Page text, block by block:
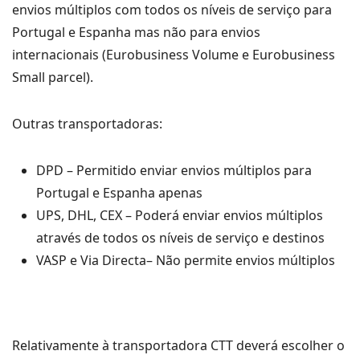
envios múltiplos com todos os níveis de serviço para
Portugal e Espanha mas não para envios
internacionais (Eurobusiness Volume e Eurobusiness
Small parcel).
Outras transportadoras:
DPD – Permitido enviar envios múltiplos para
Portugal e Espanha apenas
UPS, DHL, CEX – Poderá enviar envios múltiplos
através de todos os níveis de serviço e destinos
VASP e Via Directa– Não permite envios múltiplos
Relativamente à transportadora CTT deverá escolher o